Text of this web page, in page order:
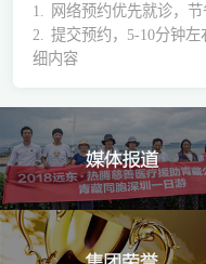
1.
网络预约优先就诊，节
2.
提交预约，5-10分钟
细内容